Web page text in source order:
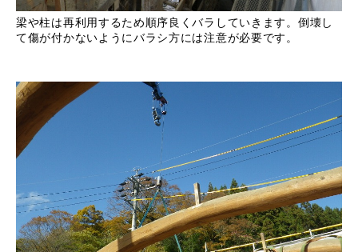
梁や柱は再利用するため順序良くバラしていきます。倒壊し
て傷が付かないようにバラシ方には注意が必要です。